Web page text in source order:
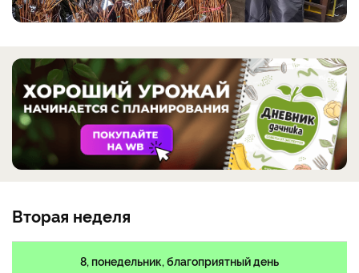
Вторая неделя
8, понедельник, благоприятный день